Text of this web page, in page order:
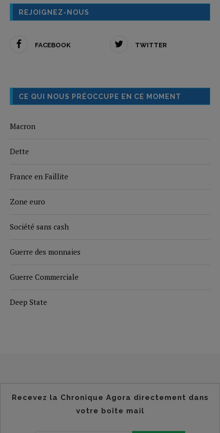
REJOIGNEZ-NOUS
FACEBOOK TWITTER
CE QUI NOUS PRÉOCCUPE EN CE MOMENT
Macron
Dette
France en Faillite
Zone euro
Société sans cash
Guerre des monnaies
Guerre Commerciale
Deep State
Recevez la Chronique Agora directement dans
votre boîte mail